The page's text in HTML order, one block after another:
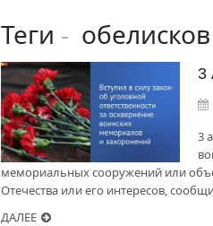
Теги - обелисков
3
3
мемориальных сооружений или
Отечества или его интересов,
ДАЛЕЕ